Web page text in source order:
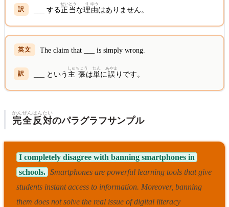
___ する正
せい
当
とう
な理
り
由
ゆう
はありません。
The claim that ___ is simply wrong.
___ という 主
しゅ
張
ちょう
は単
たん
に 誤
あやま
りです。
完
かん
全
ぜん
反
はん
対
たい
のパラグラフサンプル
I completely disagree with banning smartphones in
schools. Smartphones are powerful learning tools that give
students instant access to information. Moreover, banning
them does not solve the real issue of digital literacy